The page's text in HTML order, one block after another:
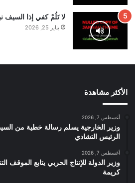
لا تَلُمْ كفي إذا السيف
يناير 25, 2026
الأكثر مشاهدة
أغسطس 7, 2026
وزير الخارجية يسلم رسالة خطية من
الرئيس التشادي
أغسطس 7, 2026
وزير الدولة للإنتاج الحربي يتابع الموقف
كريمة